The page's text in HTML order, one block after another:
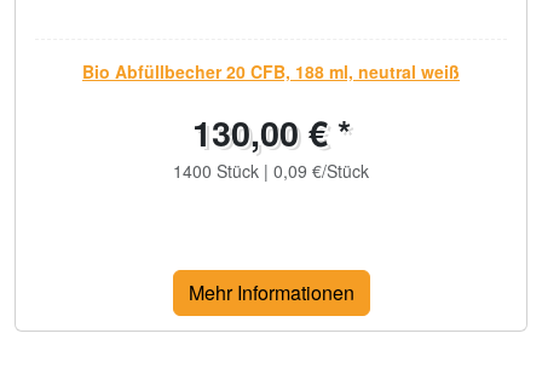
Bio Abfüllbecher 20 CFB, 188 ml, neutral weiß
130,00 € *
1400 Stück | 0,09 €/Stück
Mehr Informationen